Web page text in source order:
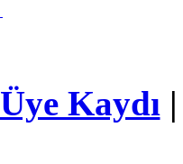
Üye Kaydı